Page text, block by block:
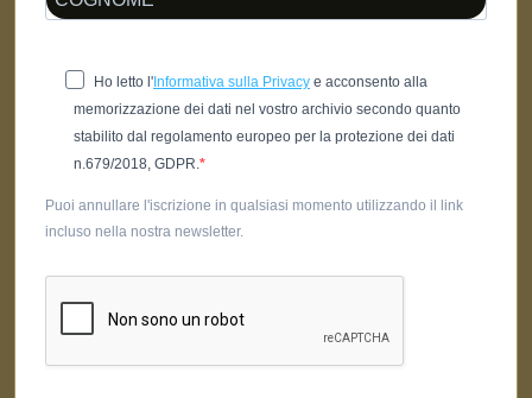
Ho letto l'Informativa sulla Privacy e acconsento alla
memorizzazione dei dati nel vostro archivio secondo quanto
stabilito dal regolamento europeo per la protezione dei dati
n.679/2018, GDPR.
Puoi annullare l'iscrizione in qualsiasi momento utilizzando il link
incluso nella nostra newsletter.